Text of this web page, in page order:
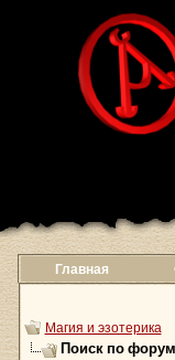
Главная
Магия и эзотерика
Поиск по